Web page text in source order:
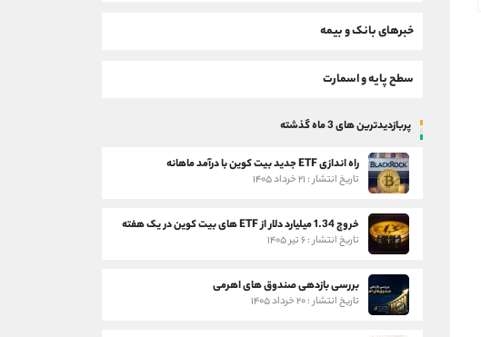
خبرهای بانک و بیمه
سطح پایه و اسمارت
پربازدیدترین های 3 ماه گذشته
راه اندازی ETF جدید بیت کوین با درآمد ماهانه
تاریخ انتشار : ۲۱ خرداد ۱۴۰۵
خروج 1.34 میلیارد دلار از ETF های بیت کوین در یک هفته
تاریخ انتشار : ۶ تیر ۱۴۰۵
بررسی بازدهی صندوق های اهرمی
تاریخ انتشار : ۲۰ خرداد ۱۴۰۵